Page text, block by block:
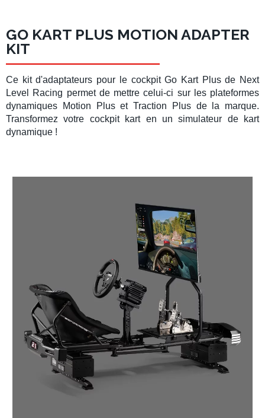
GO KART PLUS MOTION ADAPTER
KIT
Ce kit d'adaptateurs pour le cockpit Go Kart Plusde Next
Level Racing permet de mettre celui-ci sur les plateformes
dynamiques
Motion Pluset Traction Plusde la marque.
Transformez votre cockpit karten unsimulateur de kart
dynamique !